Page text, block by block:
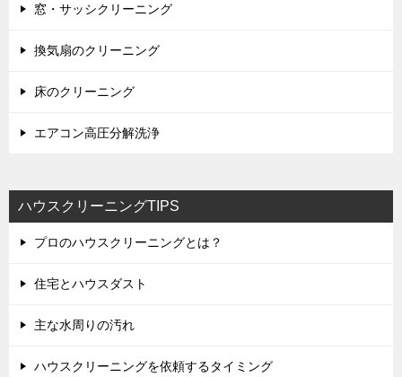
窓・サッシクリーニング
換気扇のクリーニング
床のクリーニング
エアコン高圧分解洗浄
ハウスクリーニングTIPS
プロのハウスクリーニングとは？
住宅とハウスダスト
主な水周りの汚れ
ハウスクリーニングを依頼するタイミング